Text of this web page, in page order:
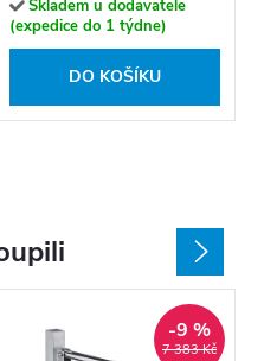
Skladem u dodavatele
(expedice do 1 týdne)
DO KOŠÍKU
7 383 Kč
-9 %